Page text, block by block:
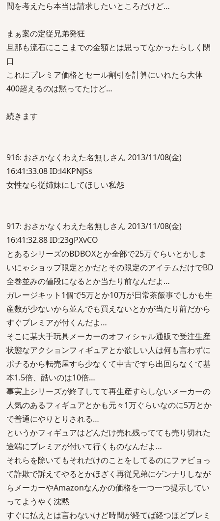
間を考えたら本当は請求したいところだけど…
まぁ案の定従兄弟発狂
旦那も流石にここまでの金額とは思ってなかったらしく閉
口
これにプレミア価格とセール割引を計算にいれたら大体
400超えるのは黙ってたけど…
続きます
916: おさかなくわえた名無しさん 2013/11/08(金)
16:41:33.08 ID:l4KPNJSs
女性なら従姉妹にしてほしい私怨
917: おさかなくわえた名無しさん 2013/11/08(金)
16:41:32.88 ID:23gPXvCO
とあるシリーズのBDBOXとか全部で25万ぐらいとかしま
いにゃショップ限定とかだとその限定のアイテムだけでBD
全巻並みの値段になるとか当たり前なんだよ…
ガレージキット1個で5万とか10万が日常茶飯事でしかも生
産数が少ないから並んでも買えないとかが当たり前だから
すぐプレミアが付くんだよ…
そこに某大手玩具メーカーのオフィシャル通販で受注生産
状態なアクションフィギュアとか欲しい人は何も言わずに
ポチるから転売屋すら少なくて中古ですら出回らなくて基
本1.5倍、酷いのは10倍…
事実上シリーズが終了してて再生産すらしないメーカーの
人気のあるフィギュアとかも元々1万ぐらいなのに5万とか
で普通にやりとりされる…
というかフィギュアはどんだけ売れ残ってても売り切れた
途端にプレミアが付いて行くものなんだよ…
それらを除いてもそれだけのことをしてるのにファビョっ
て詐欺で訴えてやるとかほざく再従兄弟にゲンナリしなが
らメーカーやAmazonなんかの価格を一つ一つ提示してい
ってようやく沈黙
すぐに払えとは言わないけど時間が経てば経つほどプレミ